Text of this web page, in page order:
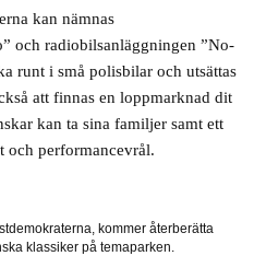
kan nämnas
och radiobilsanläggningen ”No-
runt i små polisbilar och utsättas
att finnas en loppmarknad dit
kan ta sina familjer samt ett
och performancevrål.
kommer återberätta
klassiker på temaparken.